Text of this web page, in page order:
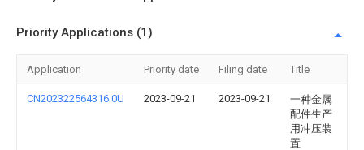
Priority Applications (1)
Application Priority date Filing date Title
CN202322564316.0U 2023-09-21 2023-09-21
一种金属
配件生产
用冲压装
置